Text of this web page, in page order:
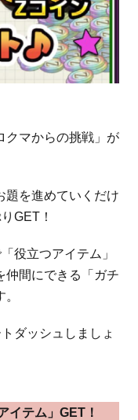
クマからの挑戦」が
題を進めていくだけ
GET！
役立つアイテム」
仲間にできる「ガチ
ダッシュしましょ
イテム」GET！